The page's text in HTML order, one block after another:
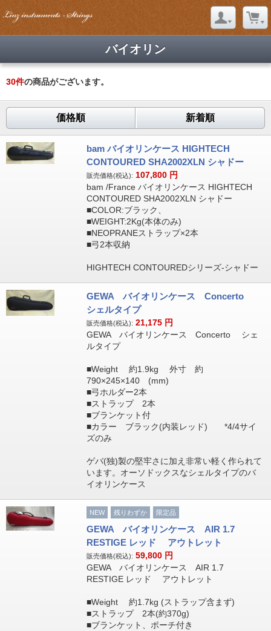
バイオリン
30件の商品がございます。
価格順 新着順
bam バイオリンケース HIGHTECH
CONTOURED SHA2002XLN シャドー
販売価格(税込): 107,800 円
bam /France バイオリンケース HIGHTECH
CONTOURED SHA2002XLN シャドー
■COLOR:ブラック、
■WEIGHT:2Kg(本体のみ)
■NEOPRANEストラップ×2本
■弓2本収納
HIGHTECH CONTOUREDシリーズ-シャドー
GEWA バイオリンケース Concerto
シェルタイプ
販売価格(税込): 21,175 円
GEWA バイオリンケース Concerto シェ
ルタイプ
■Weight 約1.9kg 外寸 約
790×245×140 (mm)
■弓ホルダー2本
■ストラップ 2本
■ブランケット付
■カラー ブラック(内装レッド) *4/4サイ
ズのみ
ゲバ(独)製の堅牢さに加え非常い軽く作られて
います。オーソドックスなシェルタイプのバ
イオリンケース
NEW 残りわずか 限定品
GEWA バイオリンケース AIR 1.7
RESTIGE レッド アウトレット
販売価格(税込): 59,800 円
GEWA バイオリンケース AIR 1.7
RESTIGE レッド アウトレット
■Weight 約1.7kg (ストラップ含まず)
■ストラップ 2本(約370g)
■ブランケット、ポーチ付き